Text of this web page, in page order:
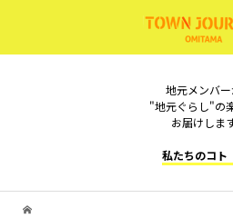
地元メンバ
"地元ぐらし"の
お届けしま
私たちのコト